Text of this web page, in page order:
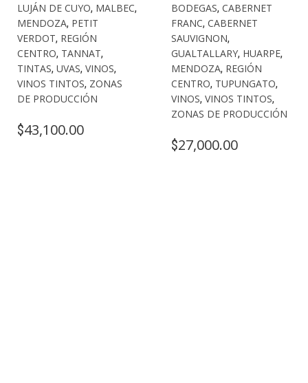
LUJÁN DE CUYO, MALBEC,
MENDOZA, PETIT
VERDOT, REGIÓN
CENTRO, TANNAT,
TINTAS, UVAS, VINOS,
VINOS TINTOS, ZONAS
DE PRODUCCIÓN
$43,100.00
BODEGAS, CABERNET
FRANC, CABERNET
SAUVIGNON,
GUALTALLARY, HUARPE,
MENDOZA, REGIÓN
CENTRO, TUPUNGATO,
VINOS, VINOS TINTOS,
ZONAS DE PRODUCCIÓN
$27,000.00